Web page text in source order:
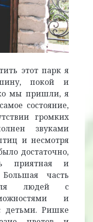
этот парк я
покой и
мы пришли, я
состояние,
громких
звуками
и несмотря
достаточно,
приятная и
часть
людей с
и
детьми. Ришке